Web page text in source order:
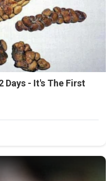
Days - It's The First